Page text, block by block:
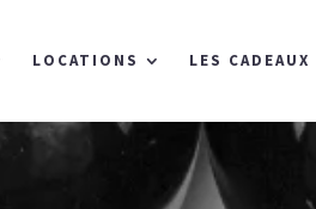
LOCATIONS LES CADEAUX